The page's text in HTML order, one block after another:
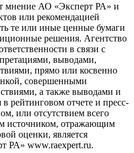
мнение АО «Эксперт РА» и
или рекомендацией
те или иные ценные бумаги
решения. Агентство
в связи с
выводами,
прямо или косвенно
совершенными
а также выводами и
рейтинговом отчете и пресс-
или отсутствием всего
источником, отражающим
оценки, является
РА» www.raexpert.ru.